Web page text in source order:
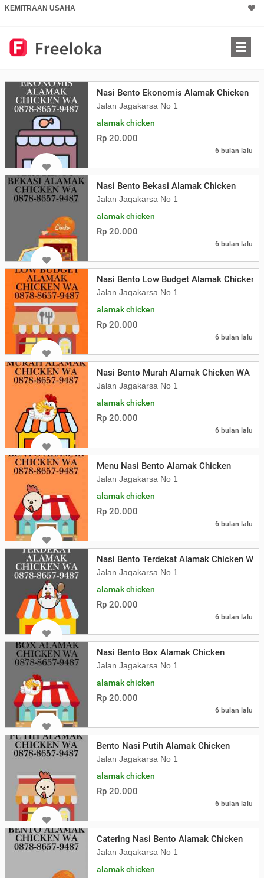
KEMITRAAN USAHA
Nasi Bento Ekonomis Alamak Chicken
Jalan Jagakarsa No 1
alamak chicken
Rp 20.000
6 bulan lalu
Nasi Bento Bekasi Alamak Chicken
Jalan Jagakarsa No 1
alamak chicken
Rp 20.000
6 bulan lalu
Nasi Bento Low Budget Alamak Chicken
Jalan Jagakarsa No 1
alamak chicken
Rp 20.000
6 bulan lalu
Nasi Bento Murah Alamak Chicken WA
Jalan Jagakarsa No 1
alamak chicken
Rp 20.000
6 bulan lalu
Menu Nasi Bento Alamak Chicken
Jalan Jagakarsa No 1
alamak chicken
Rp 20.000
6 bulan lalu
Nasi Bento Terdekat Alamak Chicken WA
Jalan Jagakarsa No 1
alamak chicken
Rp 20.000
6 bulan lalu
Nasi Bento Box Alamak Chicken
Jalan Jagakarsa No 1
alamak chicken
Rp 20.000
6 bulan lalu
Bento Nasi Putih Alamak Chicken
Jalan Jagakarsa No 1
alamak chicken
Rp 20.000
6 bulan lalu
Catering Nasi Bento Alamak Chicken
Jalan Jagakarsa No 1
alamak chicken